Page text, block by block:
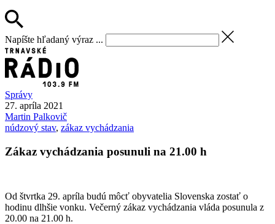
Napíšte hľadaný výraz ...
Správy
27. apríla 2021
Martin Palkovič
núdzový stav, zákaz vychádzania
Zákaz vychádzania posunuli na 21.00 h
Od štvrtka 29. apríla budú môcť obyvatelia Slovenska zostať o
hodinu dlhšie vonku. Večerný zákaz vychádzania vláda posunula z
20.00 na 21.00 h.